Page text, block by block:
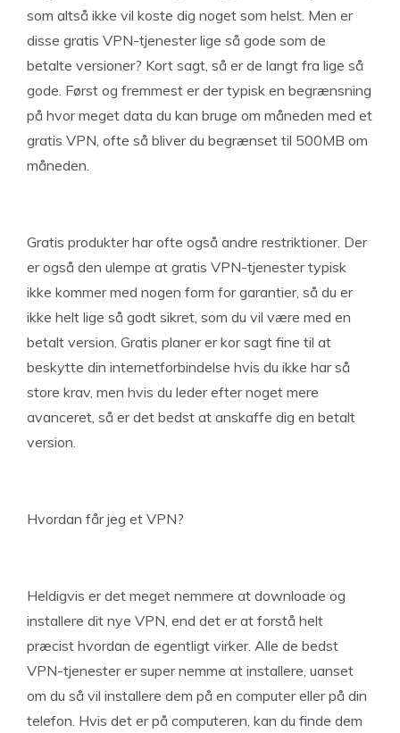
som altså ikke vil koste dig noget som helst. Men er
disse gratis VPN-tjenester lige så gode som de
betalte versioner? Kort sagt, så er de langt fra lige så
gode. Først og fremmest er der typisk en begrænsning
på hvor meget data du kan bruge om måneden med et
gratis VPN, ofte så bliver du begrænset til 500MB om
måneden.
Gratis produkter har ofte også andre restriktioner. Der
er også den ulempe at gratis VPN-tjenester typisk
ikke kommer med nogen form for garantier, så du er
ikke helt lige så godt sikret, som du vil være med en
betalt version. Gratis planer er kor sagt fine til at
beskytte din internetforbindelse hvis du ikke har så
store krav, men hvis du leder efter noget mere
avanceret, så er det bedst at anskaffe dig en betalt
version.
Hvordan får jeg et VPN?
Heldigvis er det meget nemmere at downloade og
installere dit nye VPN, end det er at forstå helt
præcist hvordan de egentligt virker. Alle de bedst
VPN-tjenester er super nemme at installere, uanset
om du så vil installere dem på en computer eller på din
telefon. Hvis det er på computeren, kan du finde dem